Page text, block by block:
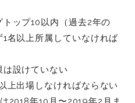
トップ10以内（過去2年の
名以上所属していなければ
は設けていない
上出場しなければならない